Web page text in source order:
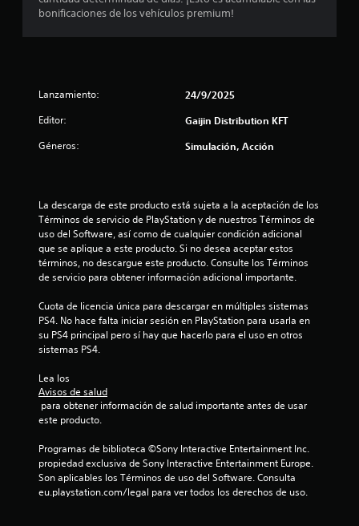
f
i
n
e
s
bonificaciones de los vehículos premium!
Lanzamiento: 24/9/2025
Editor: Gaijin Distribution KFT
Géneros: Simulación, Acción
La descarga de este producto está sujeta a la aceptación de los
Términos de servicio de PlayStation y de nuestros Términos de
uso del Software, así como de cualquier condición adicional
que se aplique a este producto. Si no desea aceptar estos
términos, no descargue este producto. Consulte los Términos
de servicio para obtener información adicional importante.
Cuota de licencia única para descargar en múltiples sistemas
PS4. No hace falta iniciar sesión en PlayStation para usarla en
su PS4 principal pero sí hay que hacerlo para el uso en otros
sistemas PS4.
Lea los
Avisos de salud
este producto.
Programas de biblioteca ©Sony Interactive Entertainment Inc.
propiedad exclusiva de Sony Interactive Entertainment Europe.
Son aplicables los Términos de uso del Software. Consulta
eu.playstation.com/legal para ver todos los derechos de uso.